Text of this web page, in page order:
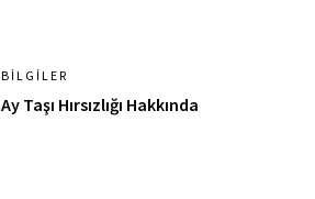
BILGILER
Ay Taşı Hırsızlığı Hakkında